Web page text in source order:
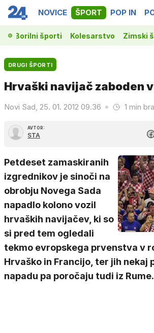
NOVICE ŠPORT POP IN
Borilni športi Kolesarstvo Zimski
DRUGI ŠPORTI
Hrvaški navijač zaboden
Novi Sad, 25. 01. 2012 09.36 1 min
AVTOR:
STA
Petdeset zamaskiranih
izgrednikov je sinoči na
obrobju Novega Sada
napadlo kolono vozil
hrvaških navijačev, ki so
si pred tem ogledali
tekmo evropskega prvenstva v
Hrvaško in Francijo, ter jih nekaj
napadu pa poročaju tudi iz Rume.